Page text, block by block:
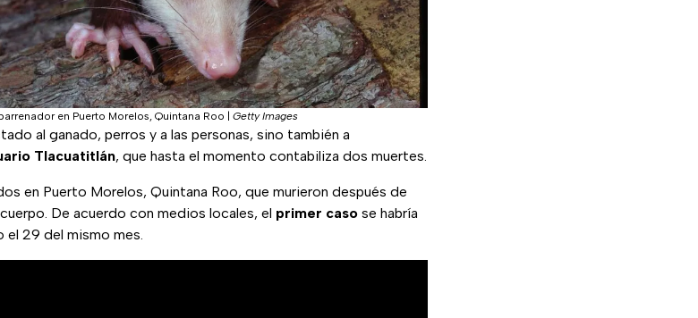
en Puerto Morelos, Quintana Roo Getty Images
al ganado, perros y a las personas, sino también a
Tlacuatitlán, que hasta el momento contabiliza dos muertes.
en Puerto Morelos, Quintana Roo, que murieron después de
De acuerdo con medios locales, el primer caso se habría
el 29 del mismo mes.